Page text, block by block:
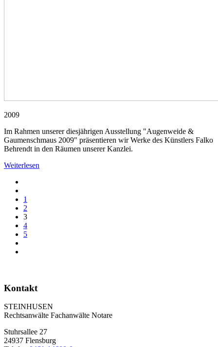
2009
Im Rahmen unserer diesjährigen Ausstellung "Augenweide &
Gaumenschmaus 2009" präsentieren wir Werke des Künstlers Falko
Behrendt in den Räumen unserer Kanzlei.
Weiterlesen
1
2
3
4
5
Kontakt
STEINHUSEN
Rechtsanwälte Fachanwälte Notare
Stuhrsallee 27
24937 Flensburg